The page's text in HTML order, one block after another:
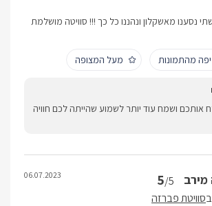
נסענו מאשקלון ונהננו כל כך !!! סוויטה מושלמת
מהתמונות
מעל המצופה
ושמח עוד יותר לשמוע שהייתה לכם חוויה
מירב 5/5
סוויטת פברזה
06.07.2023